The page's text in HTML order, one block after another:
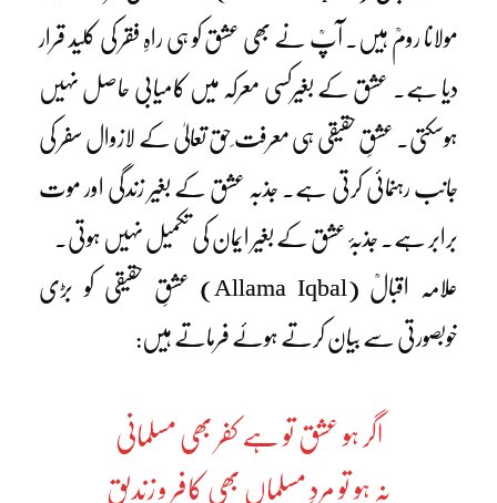
مولانا رومؒ ہیں۔ آپؒ نے بھی عشق کو ہی راہِ فقر کی کلید قرار
دیا ہے۔ عشق کے بغیرکسی معرکہ میں کامیابی حاصل نہیں
ہوسکتی۔ عشقِ حقیقی ہی معرفت ِحق تعالیٰ کے لازوال سفر کی
جانب رہنمائی کرتی ہے۔ جذبہ عشق کے بغیر زندگی اور موت
برابر ہے۔ جذبۂ عشق کے بغیر ایمان کی تکمیل نہیں ہوتی۔
علامہ اقبالؒ (Allama Iqbal) عشقِ حقیقی کو بڑی
خوبصورتی سے بیان کرتے ہوئے فرماتے ہیں:
اگر ہو عشق تو ہے کفر بھی مسلمانی
نہ ہو تو مردِ مسلماں بھی کافر و زندیق